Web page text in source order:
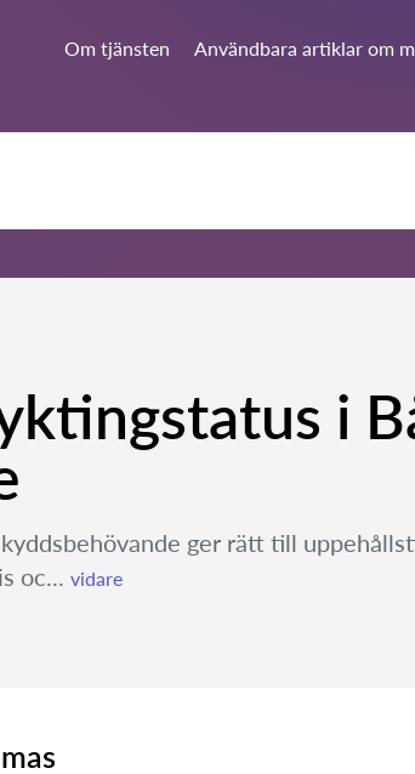
Om tjänsten Användbara artiklar om
i
ger rätt till
oc... vidare